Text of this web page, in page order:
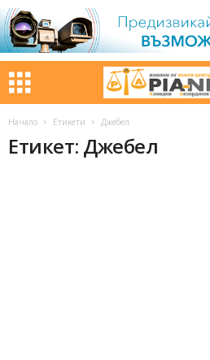
Начало Етикети Джебел
Етикет: Джебел